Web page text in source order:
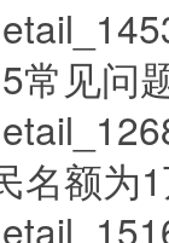
常见问
名额为